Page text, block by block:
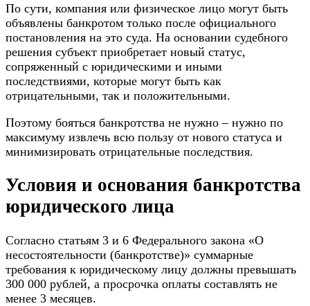
По сути, компания или физическое лицо могут быть
объявлены банкротом только после официального
постановления на это суда. На основании судебного
решения субъект приобретает новый статус,
сопряженный с юридическими и иными
последствиями, которые могут быть как
отрицательными, так и положительными.
Поэтому бояться банкротства не нужно – нужно по
максимуму извлечь всю пользу от нового статуса и
минимизировать отрицательные последствия.
Условия и основания банкротства
юридического лица
Согласно статьям 3 и 6 Федерального закона «О
несостоятельности (банкротстве)» суммарные
требования к юридическому лицу должны превышать
300 000 рублей, а просрочка оплаты составлять не
менее 3 месяцев.